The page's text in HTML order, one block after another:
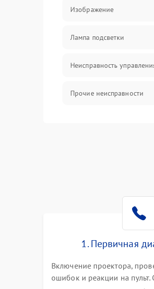
Изображение
Лампа подсветки
Неисправность
Прочие неисправности
1. Первичная
Включение проектора,
ошибок и реакции на пульт.